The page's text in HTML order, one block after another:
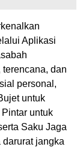
Aplikasi
dan
personal,
untuk
untuk
Saku Jaga
jangka